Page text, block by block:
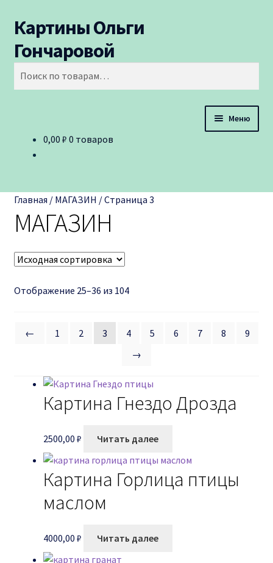
Перейти
к
навигации
Перейти
к
содержимому
Картины Ольги
Гончаровой
Поиск
Меню
КАРТИНЫ
ОБО МНЕ
0,00 ₽ 0 товаров
Главная / МАГАЗИН /Страница 3
МАГАЗИН
Отображение 25–36 из 104
← 1 2 3 4 5 6 7 8
9
→
Картина Гнездо Дрозда
2500,00 ₽ Читать далее
Картина Горлица птицы
маслом
4000,00 ₽ Читать далее